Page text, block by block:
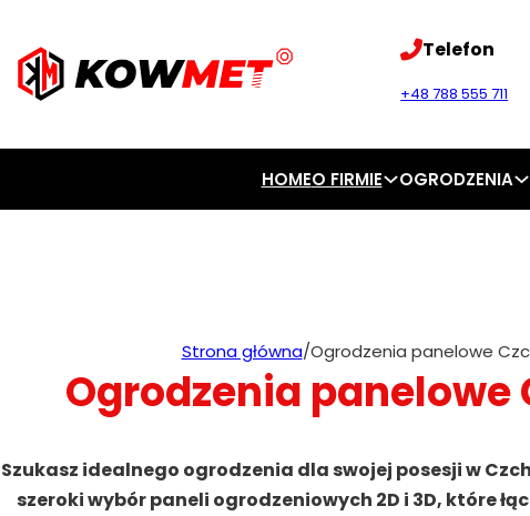
Telefon
+48 788 555 711
HOMEO FIRMIE OGRODZENIA
Strona główna/Ogrodzenia panelowe
Ogrodzenia panelowe
Szukasz idealnego ogrodzenia dla swojej posesji w
szeroki wybór paneli ogrodzeniowych 2D i 3D, które